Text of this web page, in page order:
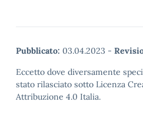
Pubblicato: 03.04.2023 -
Eccetto dove diversamente
stato rilasciato sotto Licenza
Attribuzione 4.0 Italia.